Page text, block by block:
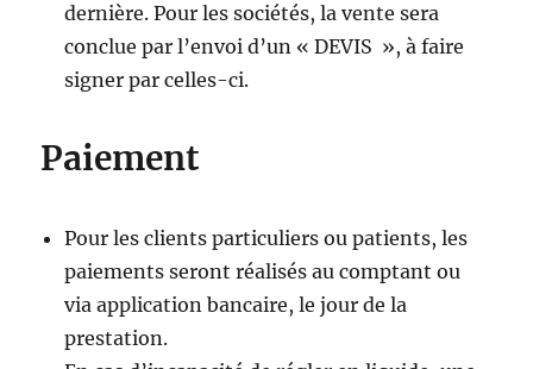
dernière. Pour les sociétés, la vente sera
conclue par l’envoi d’un « DEVIS », à faire
signer par celles-ci.
Paiement
Pour les clients particuliers ou patients, les
paiements seront réalisés au comptant ou
via application bancaire, le jour de la
prestation.